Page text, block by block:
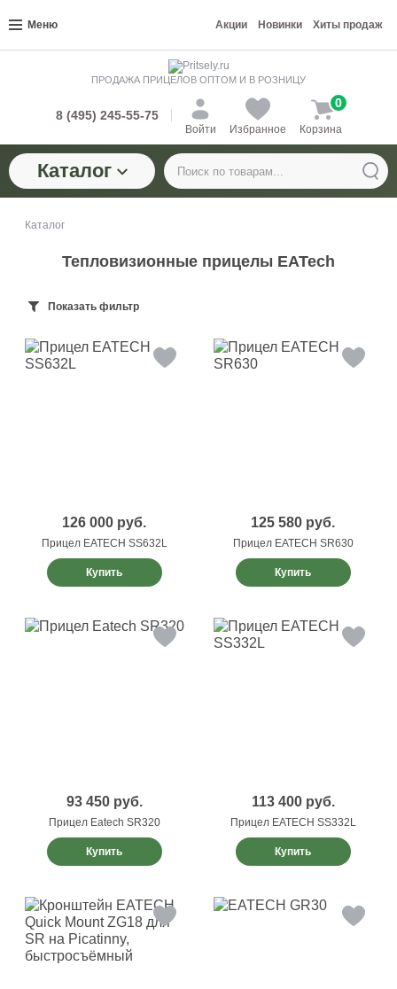
Меню Акции Новинки Хиты продаж
ПРОДАЖА ПРИЦЕЛОВ ОПТОМ И В РОЗНИЦУ
8 (495) 245-55-75
Войти Избранное Корзина
0
Каталог
Каталог
Тепловизионные прицелы EATech
Показать фильтр
126 000 руб.
Прицел EATECH SS632L
Купить
125 580 руб.
Прицел EATECH SR630
Купить
93 450 руб.
Прицел Eatech SR320
Купить
113 400 руб.
Прицел EATECH SS332L
Купить